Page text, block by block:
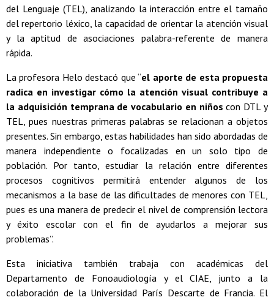
del Lenguaje (TEL), analizando la interacción entre el tamaño
del repertorio léxico, la capacidad de orientar la atención visual
y la aptitud de asociaciones palabra-referente de manera
rápida.
La profesora Helo destacó que “el aporte de esta propuesta
radica en investigar cómo la atención visual contribuye a
la adquisición temprana de vocabulario en niños con DTL y
TEL, pues nuestras primeras palabras se relacionan a objetos
presentes. Sin embargo, estas habilidades han sido abordadas de
manera independiente o focalizadas en un solo tipo de
población. Por tanto, estudiar la relación entre diferentes
procesos cognitivos permitirá entender algunos de los
mecanismos a la base de las dificultades de menores con TEL,
pues es una manera de predecir el nivel de comprensión lectora
y éxito escolar con el fin de ayudarlos a mejorar sus
problemas”.
Esta iniciativa también trabaja con académicas del
Departamento de Fonoaudiología y el CIAE, junto a la
colaboración de la Universidad París Descarte de Francia. El